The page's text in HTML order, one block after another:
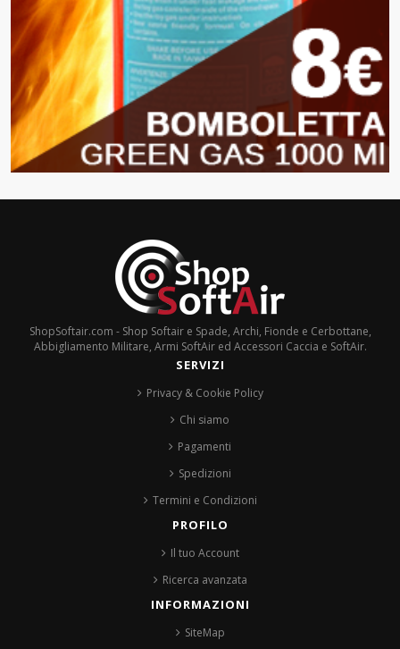
ShopSoftair.com - Shop Softair e Spade, Archi, Fionde e Cerbottane,
Abbigliamento Militare, Armi SoftAir ed Accessori Caccia e SoftAir.
SERVIZI
Privacy & Cookie Policy
Chi siamo
Pagamenti
Spedizioni
Termini e Condizioni
PROFILO
Il tuo Account
Ricerca avanzata
INFORMAZIONI
SiteMap